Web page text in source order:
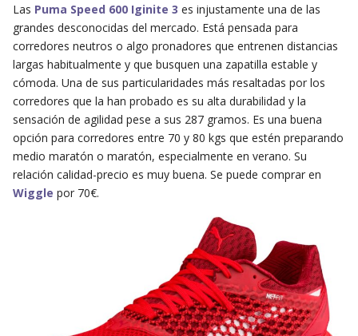
Las Puma Speed 600 Iginite 3 es injustamente una de las
grandes desconocidas del mercado. Está pensada para
corredores neutros o algo pronadores que entrenen distancias
largas habitualmente y que busquen una zapatilla estable y
cómoda. Una de sus particularidades más resaltadas por los
corredores que la han probado es su alta durabilidad y la
sensación de agilidad pese a sus 287 gramos. Es una buena
opción para corredores entre 70 y 80 kgs que estén preparando
medio maratón o maratón, especialmente en verano. Su
relación calidad-precio es muy buena. Se puede comprar en
Wiggle por 70€.